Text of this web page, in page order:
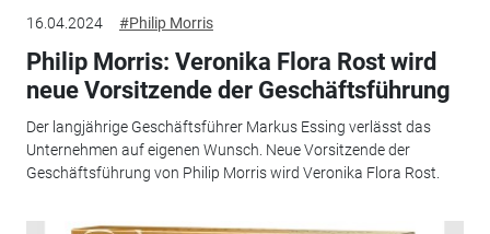
16.04.2024 #Philip Morris
Philip Morris: Veronika Flora Rost wird
neue Vorsitzende der Geschäftsführung
Der langjährige Geschäftsführer Markus Essing verlässt das
Unternehmen auf eigenen Wunsch. Neue Vorsitzende der
Geschäftsführung von Philip Morris wird Veronika Flora Rost.